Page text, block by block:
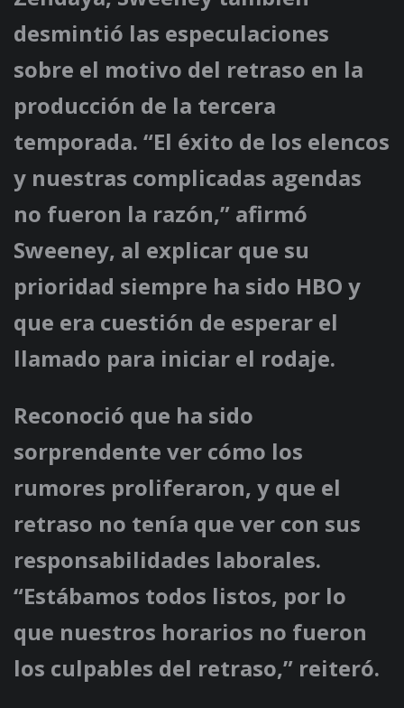
desmintió las especulaciones
sobre el motivo del retraso en la
producción de la tercera
temporada. “El éxito de los elencos
y nuestras complicadas agendas
no fueron la razón,” afirmó
Sweeney, al explicar que su
prioridad siempre ha sido HBO y
que era cuestión de esperar el
llamado para iniciar el rodaje.
Reconoció que ha sido
sorprendente ver cómo los
rumores proliferaron, y que el
retraso no tenía que ver con sus
responsabilidades laborales.
“Estábamos todos listos, por lo
que nuestros horarios no fueron
los culpables del retraso,” reiteró.